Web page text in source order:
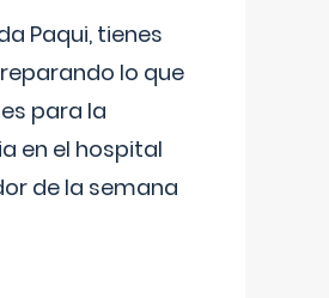
Paqui, tienes
lo que
para la
en el hospital
de la semana